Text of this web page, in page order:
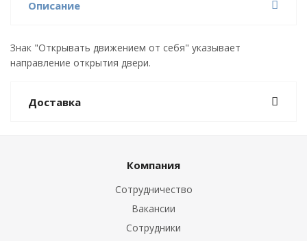
Описание
Знак "Открывать движением от себя" указывает
направление открытия двери.
Доставка
Компания
Сотрудничество
Вакансии
Сотрудники